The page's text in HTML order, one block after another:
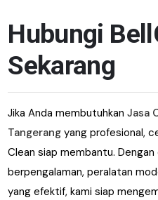
Hubungi
Sekarang
Jika Anda membutuhkanJasa
Tangerang yang profesional,
Clean siap membantu.
berpengalaman, peralatan
yang efektif, kami siap